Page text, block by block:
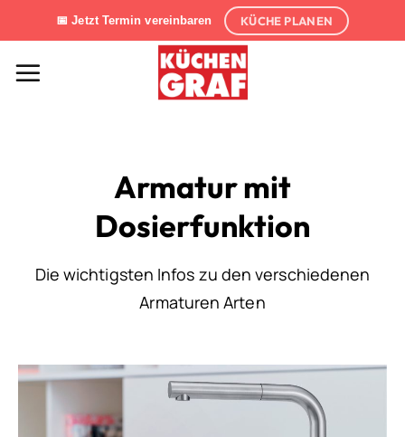
Inhalt
springen
📅 Jetzt Termin vereinbaren KÜCHE PLANEN
Armatur mit
Dosierfunktion
Die wichtigsten Infos zu den verschiedenen
Armaturen Arten